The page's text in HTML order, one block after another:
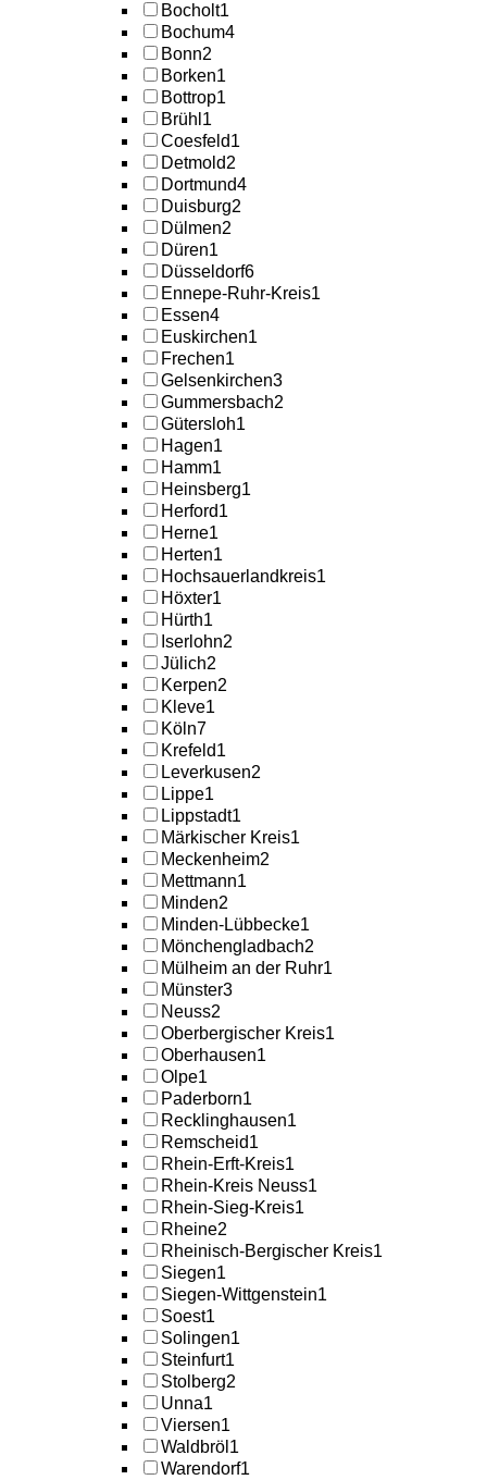
Bocholt1
Bochum4
Bonn2
Borken1
Bottrop1
Brühl 1
Coesfeld1
Detmold2
Dortmund4
Duisburg2
Dülmen2
Düren1
Düsseldorf6
Ennepe-Ruhr-Kreis1
Essen4
Euskirchen1
Frechen1
Gelsenkirchen3
Gummersbach2
Gütersloh1
Hagen1
Hamm1
Heinsberg1
Herford1
Herne1
Herten1
Hochsauerlandkreis1
Höxter1
Hürth1
Iserlohn2
Jülich2
Kerpen2
Kleve1
Köln7
Krefeld1
Leverkusen2
Lippe1
Lippstadt1
Märkischer Kreis1
Meckenheim2
Mettmann1
Minden2
Minden-Lübbecke1
Mönchengladbach2
Mülheim an der Ruhr1
Münster3
Neuss2
Oberbergischer Kreis1
Oberhausen1
Olpe1
Paderborn1
Recklinghausen1
Remscheid1
Rhein-Erft-Kreis1
Rhein-Kreis Neuss1
Rhein-Sieg-Kreis1
Rheine2
Rheinisch-Bergischer Kreis1
Siegen1
Siegen-Wittgenstein1
Soest1
Solingen1
Steinfurt1
Stolberg2
Unna1
Viersen1
Waldbröl 1
Warendorf1